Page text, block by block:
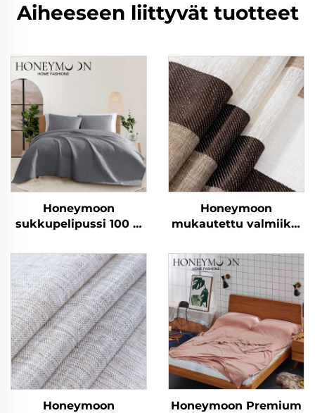
Aiheeseen liittyvät tuotteet
Honeymoon
sukkupelipussi 100 %
mikrokuituvilla
peitevillas
Honeymoon
mukautettu valmiiksi
verhokankaat
olohuoneen
ikkunaverhot kotiin
Honeymoon
Honeymoon Premium